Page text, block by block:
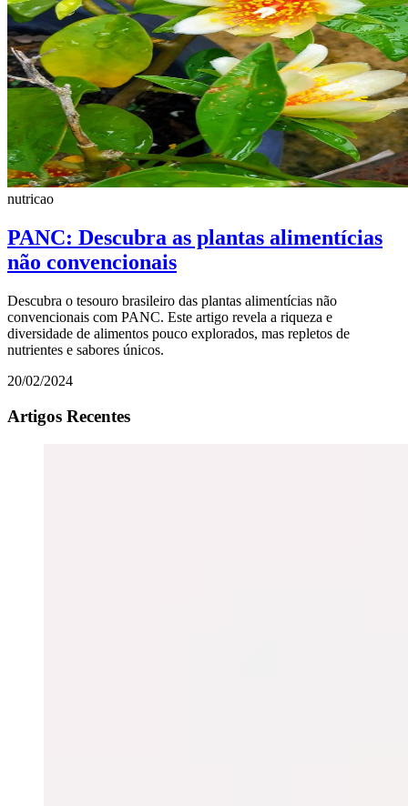
nutricao
PANC: Descubra as plantas alimentícias
não convencionais
Descubra o tesouro brasileiro das plantas alimentícias não
convencionais com PANC. Este artigo revela a riqueza e
diversidade de alimentos pouco explorados, mas repletos de
nutrientes e sabores únicos.
20/02/2024
Artigos Recentes